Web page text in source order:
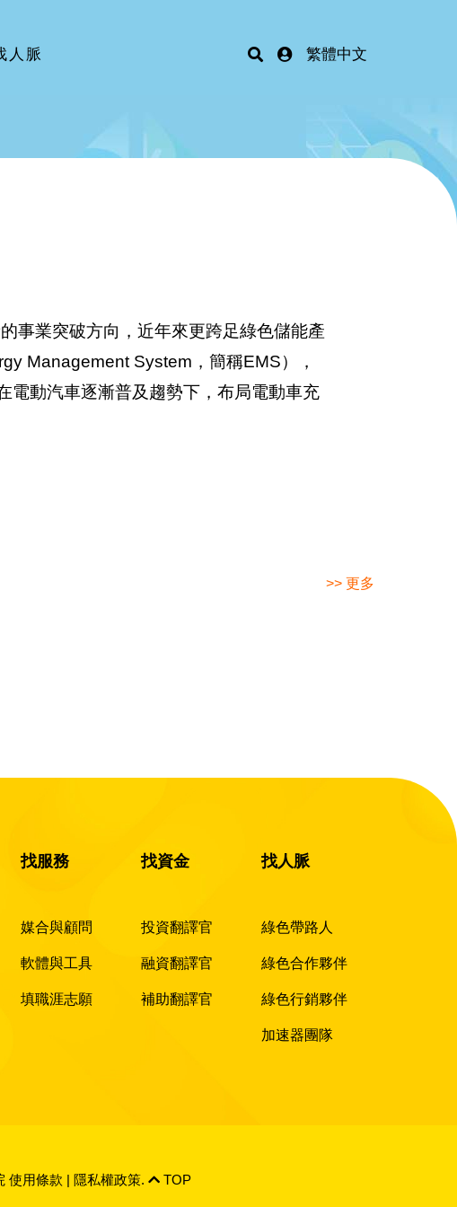
人脈 繁體中文
事業突破方向，近年來更跨足綠色儲能產
Management System，簡稱EMS），
電動汽車逐漸普及趨勢下，布局電動車充
>> 更多
找服務
媒合與顧問
軟體與工具
填職涯志願
找資金
投資翻譯官
融資翻譯官
補助翻譯官
找人脈
綠色帶路人
綠色合作夥伴
綠色行銷夥伴
加速器團隊
使用條款 | 隱私權政策. TOP